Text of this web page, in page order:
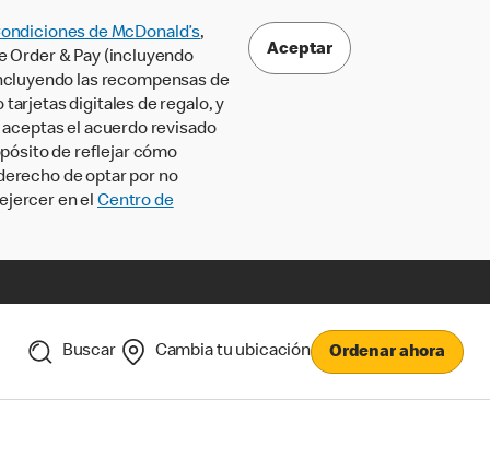
de McDonald’s,
Order & Pay (incluyendo
las recompensas de
tarjetas digitales de regalo, y
el acuerdo revisado
de reflejar cómo
de optar por no
en el Centro de
Aceptar
Buscar Cambia tu ubicación Ordenar ahora